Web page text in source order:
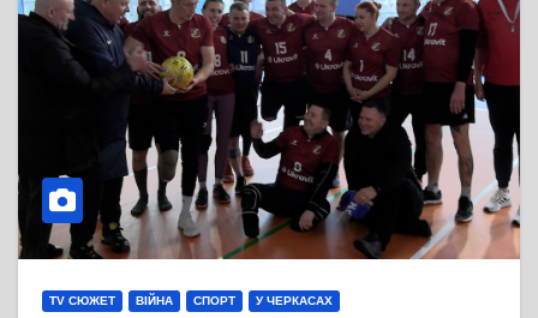
TV СЮЖЕТ ВІЙНА СПОРТ У ЧЕРКАСАХ